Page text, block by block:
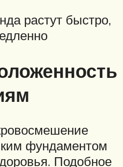
растут быстро,
фундаментом
Подобное